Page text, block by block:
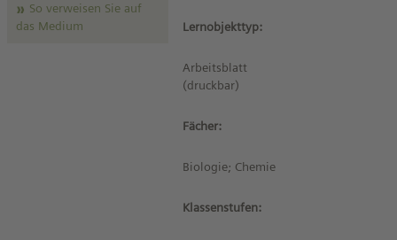
So verweisen Sie auf
das Medium
Lernobjekttyp:
Arbeitsblatt
(druckbar)
Fächer:
Biologie; Chemie
Klassenstufen: